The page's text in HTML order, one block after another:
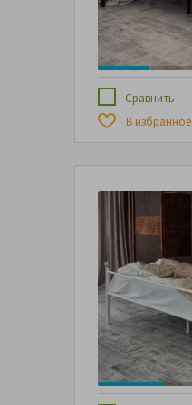
Сравнить
В избранное